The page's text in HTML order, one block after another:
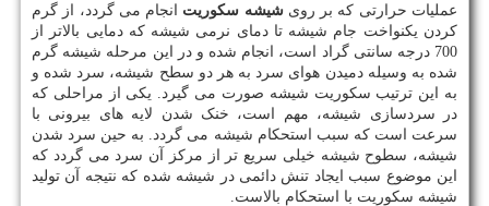
عملیات حرارتی که بر رویشیشه سکوریت انجام می گردد، از گرم
کردن یکنواخت جام شیشه تا دمای نرمی شیشه که دمایی بالاتر از
700 درجه سانتی گراد است، انجام شده و در این مرحله شیشه گرم
شده به وسیله دمیدن هوای سرد به هر دو سطح شیشه، سرد شده و
به این ترتیب سکوریت شیشه صورت می گیرد. یکی از مراحلی که
در سردسازی شیشه، مهم است، خنک شدن لایه های بیرونی با
سرعت است که سبب استحکام شیشه می گردد. به حین سرد شدن
شیشه، سطوح شیشه خیلی سریع تر از مرکز آن سرد می گردد که
این موضوع سبب ایجاد تنش دائمی در شیشه شده که نتیجه آن تولید
شیشه سکوریت با استحکام بالاست.